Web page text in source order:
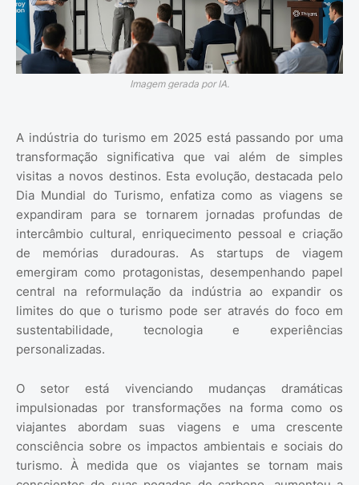
Imagem gerada por IA.
A indústria do turismo em 2025 está passando por uma
transformação significativa que vai além de simples
visitas a novos destinos. Esta evolução, destacada pelo
Dia Mundial do Turismo, enfatiza como as viagens se
expandiram para se tornarem jornadas profundas de
intercâmbio cultural, enriquecimento pessoal e criação
de memórias duradouras. As startups de viagem
emergiram como protagonistas, desempenhando papel
central na reformulação da indústria ao expandir os
limites do que o turismo pode ser através do foco em
sustentabilidade, tecnologia e experiências
personalizadas.
O setor está vivenciando mudanças dramáticas
impulsionadas por transformações na forma como os
viajantes abordam suas viagens e uma crescente
consciência sobre os impactos ambientais e sociais do
turismo. À medida que os viajantes se tornam mais